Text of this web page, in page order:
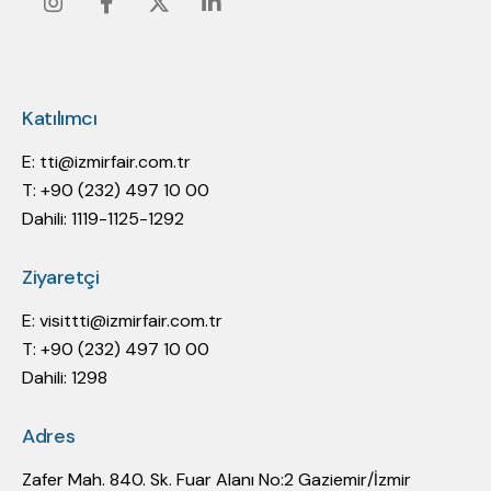
InstagramFacebook
TwitterLinkedin
Katılımcı
E: tti@izmirfair.com.tr
T: +90 (232) 497 10 00
Dahili: 1119-1125-1292
Ziyaretçi
E: visittti@izmirfair.com.tr
T: +90 (232) 497 10 00
Dahili: 1298
Adres
Zafer Mah. 840. Sk. Fuar Alanı No:2 Gaziemir/İzmir